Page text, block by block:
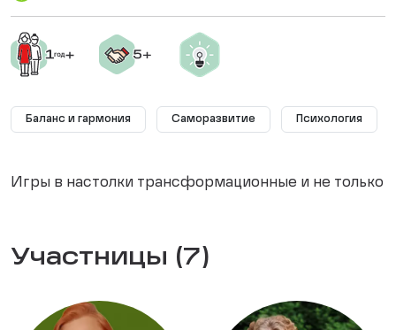
Баланс и гармония Саморазвитие Психология
Игры в настолки трансформационные и не только
Участницы (7)